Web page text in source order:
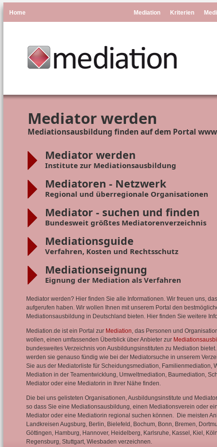
Home Mediation Kriterien
Mediator werden
Mediationsausbildung finden auf dem Portal
Mediator werden
Institute zur Mediationsausbildung
Mediatoren - Netzwerk
Regional und überregionale Organisationen
Mediator - suchen und finden
Bundesweit größtes Mediatorenverzeichnis
Mediationsguide
Verfahren, Kosten und Rechtsschutz
Mediationseignung
Eignung der Mediation als Verfahren
Mediator werden? Hier finden Sie alle Informationen. Wir freuen uns,
aufgerufen haben. Wir wollen Ihnen mit unserem Portal den
Mediationsausbildung in Deutschland bieten. Hier finden Sie weitere
Mediation.de ist ein Portal zur Mediation, das Personen und
wollen, einen umfassenden Überblick über Anbieter zur
bundesweites Verzeichnis von Ausbildungsinstituten zu Mediation
werden sie genauso fündig wie bei der Mediatorsuche in unserem
Sie aus der Mediatorliste für Scheidungsmediation, Familienmediation,
Mediation in der Teamentwicklung, Umweltmediation, Baumediation,
Mediator oder eine Mediatorin in Ihrer Nähe finden.
Die bei uns gelisteten Organisationen, Ausbildungsinstitute und
so dass Sie eine Mediationsausbildung, einen Mediationsverein oder
Mediator oder eine Mediatiorin regional suchen können. Die meisten
Landkreisen Augsburg, Berlin, Bielefeld, Bochum, Bonn, Bremen,
Göttingen, Hamburg, Hannover, Heidelberg, Karlsruhe, Kassel, Kiel,
Regensburg, Stuttgart, Wiesbaden verzeichnen.